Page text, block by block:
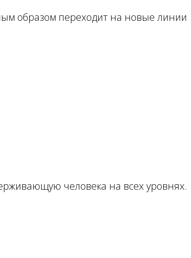
образом переходит на новые линии
человека на всех уровнях.